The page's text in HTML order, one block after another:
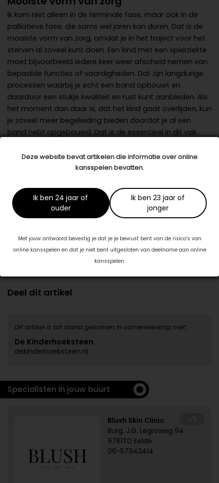
Deze website bevat artikelen die informatie over online
kansspelen bevatten.
Ik ben 24 jaar of
ouder
Ik ben 23 jaar of
jonger
Met jouw antwoord bevestig je dat je je bewust bent van de risico’s van
online kansspelen en dat je niet bent uitgesloten van deelname aan online
kansspelen.
Ik kom niet alleen in de terminale fase, maar ook in de
palliatieve fase, die soms wel jaren kan duren. Dat is de
mooiste vorm van zorg, omdat je in het traject voor het
sterven al zoveel kunt doen. Een kind met een spierziekte
moet bijvoorbeeld iedere keer weer afscheid nemen van
bepaalde functies of vaardigheden. Dat zijn langdurige
processen waarbij je echt een band opbouwt en
daardoor een stukje kwaliteit en rust kunt aanbieden. Als
het moment dan daar is, dat het kind gaat overlijden, kun
je zoveel meer begeleiding bieden doordat je al een
band hebt opgebouwd. Dat is de essentieel in dit vak.
Kwaliteit bieden
Voor mezelf is het soms ook best heftig. Ik zorg er dan
het wel erg dichtbij en dan grijpt het me aan. Gelukkig kan
ik het redelijk goed van me afschrijven. Het besef dat ik
kwaliteit kan bieden, ook al kan ik de situatie niet
doe en wat dit vak zo mooi maakt.
Sabina Krijger
Datum: 22 maart 2019
Deel dit artikel
Dit artikel is tot stand gekomen in samenwerking met:
De Kinderhoeksteen
dekinderhoeksteen.nl
Specialisten in jouw buurt
Blush Skin Clinic
Burg. J.G. Legroweg 94
9761TD Eelde
06-57943414